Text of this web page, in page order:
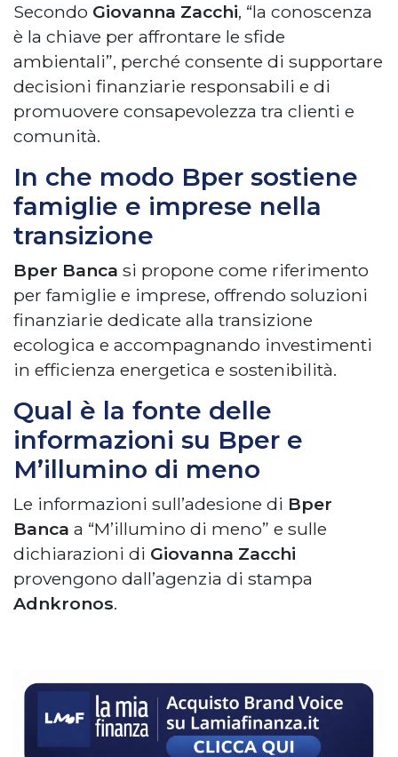
Secondo Giovanna Zacchi, “la conoscenza
è la chiave per affrontare le sfide
ambientali”, perché consente di supportare
decisioni finanziarie responsabili e di
promuovere consapevolezza tra clienti e
comunità.
In che modo Bper sostiene
famiglie e imprese nella
transizione
Bper Banca si propone come riferimento
per famiglie e imprese, offrendo soluzioni
finanziarie dedicate alla transizione
ecologica e accompagnando investimenti
in efficienza energetica e sostenibilità.
Qual è la fonte delle
informazioni su Bper e
M’illumino di meno
Le informazioni sull’adesione di Bper
Banca a “M’illumino di meno” e sulle
dichiarazioni di Giovanna Zacchi
provengono dall’agenzia di stampa
Adnkronos.